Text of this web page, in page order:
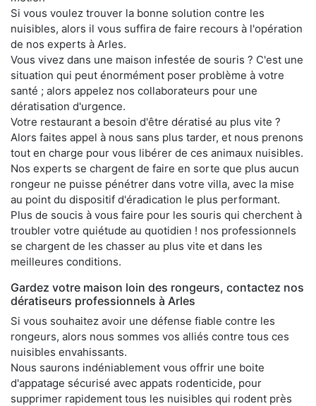
Si vous voulez trouver la bonne solution contre les
nuisibles, alors il vous suffira de faire recours à l'opération
de nos experts à Arles.
Vous vivez dans une maison infestée de souris ? C'est une
situation qui peut énormément poser problème à votre
santé ; alors appelez nos collaborateurs pour une
dératisation d'urgence.
Votre restaurant a besoin d'être dératisé au plus vite ?
Alors faites appel à nous sans plus tarder, et nous prenons
tout en charge pour vous libérer de ces animaux nuisibles.
Nos experts se chargent de faire en sorte que plus aucun
rongeur ne puisse pénétrer dans votre villa, avec la mise
au point du dispositif d'éradication le plus performant.
Plus de soucis à vous faire pour les souris qui cherchent à
troubler votre quiétude au quotidien ! nos professionnels
se chargent de les chasser au plus vite et dans les
meilleures conditions.
Gardez votre maison loin des rongeurs, contactez nos
dératiseurs professionnels à Arles
Si vous souhaitez avoir une défense fiable contre les
rongeurs, alors nous sommes vos alliés contre tous ces
nuisibles envahissants.
Nous saurons indéniablement vous offrir une boite
d'appatage sécurisé avec appats rodenticide, pour
supprimer rapidement tous les nuisibles qui rodent près